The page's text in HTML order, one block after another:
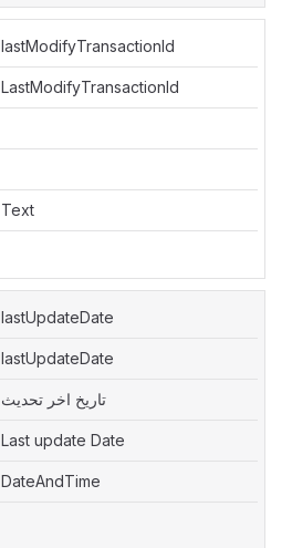
lastModifyTransactionId
LastModifyTransactionId
Text
lastUpdateDate
lastUpdateDate
تاريخ اخر تحديث
Last update Date
DateAndTime